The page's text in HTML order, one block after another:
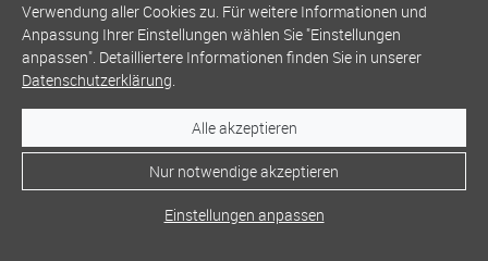
Verwendung aller Cookies zu. Für weitere Informationen und
Anpassung Ihrer Einstellungen wählen Sie "Einstellungen
anpassen". Detailliertere Informationen finden Sie in unserer
Datenschutzerklärung.
Alle akzeptieren
Nur notwendige akzeptieren
Einstellungen anpassen